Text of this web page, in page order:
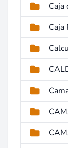
Caja